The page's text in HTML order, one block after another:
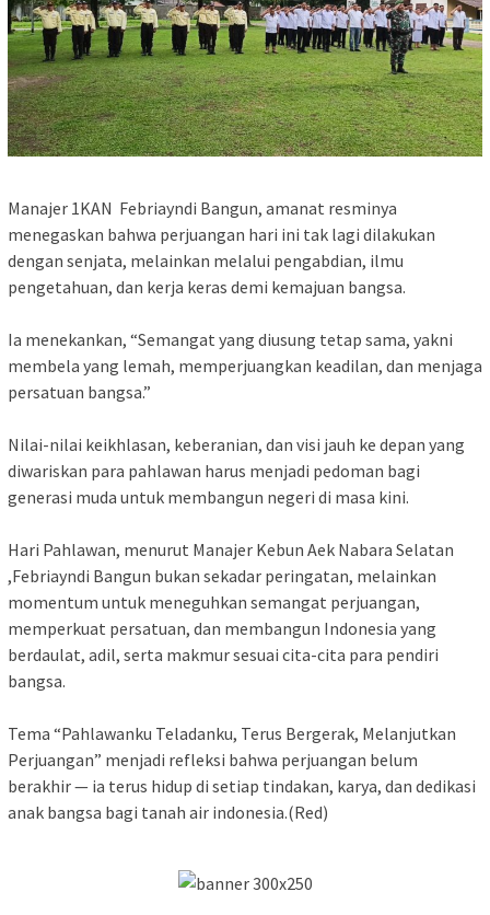
‎Manajer 1KAN Febriayndi Bangun, amanat resminya
menegaskan bahwa perjuangan hari ini tak lagi dilakukan
dengan senjata, melainkan melalui pengabdian, ilmu
pengetahuan, dan kerja keras demi kemajuan bangsa.
‎Ia menekankan, “Semangat yang diusung tetap sama, yakni
membela yang lemah, memperjuangkan keadilan, dan menjaga
persatuan bangsa.”
‎Nilai-nilai keikhlasan, keberanian, dan visi jauh ke depan yang
diwariskan para pahlawan harus menjadi pedoman bagi
generasi muda untuk membangun negeri di masa kini.
‎Hari Pahlawan, menurut Manajer Kebun Aek Nabara Selatan
,Febriayndi Bangun bukan sekadar peringatan, melainkan
momentum untuk meneguhkan semangat perjuangan,
memperkuat persatuan, dan membangun Indonesia yang
berdaulat, adil, serta makmur sesuai cita-cita para pendiri
bangsa.
‎Tema “Pahlawanku Teladanku, Terus Bergerak, Melanjutkan
Perjuangan” menjadi refleksi bahwa perjuangan belum
berakhir — ia terus hidup di setiap tindakan, karya, dan dedikasi
anak bangsa bagi tanah air indonesia.(Red)